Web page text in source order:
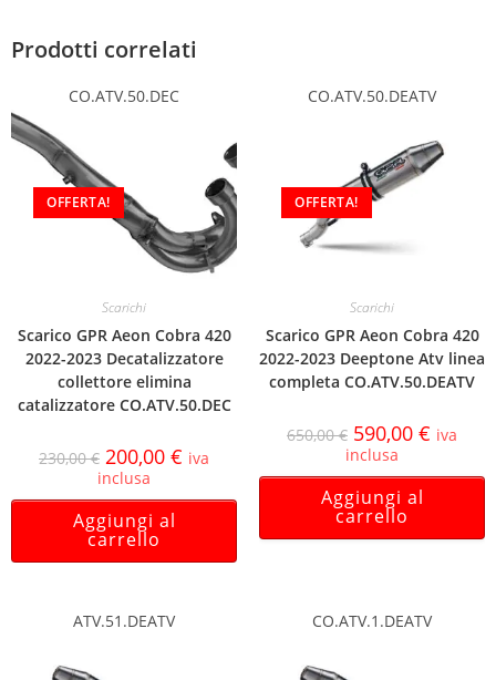
Prodotti correlati
CO.ATV.50.DEC
OFFERTA!
Scarichi
Scarico GPR Aeon Cobra 420
2022-2023 Decatalizzatore
collettore elimina
catalizzatore CO.ATV.50.DEC
230,00€ 200,00 € iva
inclusa
Aggiungi al
carrello
CO.ATV.50.DEATV
OFFERTA!
Scarichi
Scarico GPR Aeon Cobra 420
2022-2023 Deeptone Atv linea
completa CO.ATV.50.DEATV
650,00€ 590,00 € iva
inclusa
Aggiungi al
carrello
ATV.51.DEATV CO.ATV.1.DEATV